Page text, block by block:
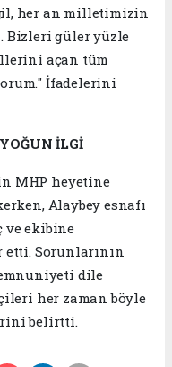
her an milletimizin
Bizleri güler yüzle
açan tüm
İfadelerini
İLGİ
MHP heyetine
Alaybey esnafı
ve ekibine
Sorunlarının
dile
her zaman böyle
belirtti.